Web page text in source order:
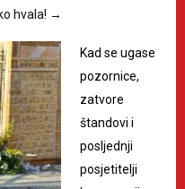
hvala! →
Kad se ugase
pozornice,
zatvore
štandovi i
posljednji
posjetitelji